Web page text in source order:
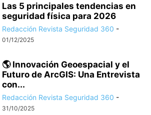
Las 5 principales tendencias en
seguridad física para 2026
Redacción Revista Seguridad 360 -
01/12/2025
🌎 Innovación Geoespacial y el
Futuro de ArcGIS: Una Entrevista
con...
Redacción Revista Seguridad 360 -
31/10/2025